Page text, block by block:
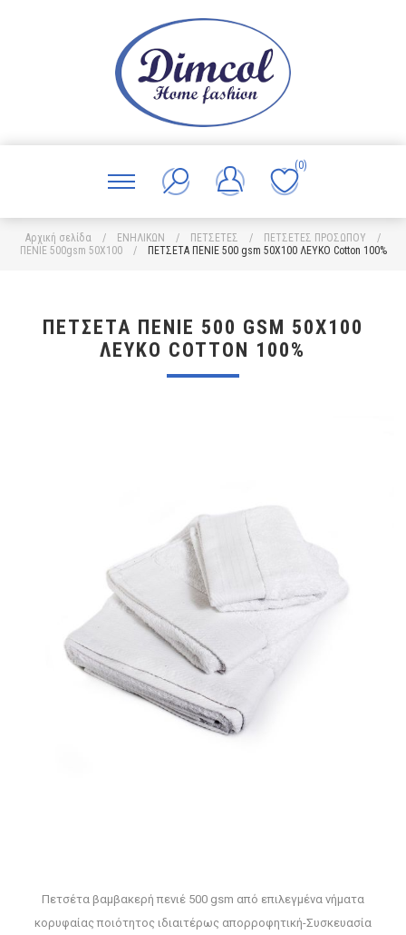
(0)
Αρχική σελίδα / ΕΝΗΛΙΚΩΝ / ΠΕΤΣΕΤΕΣ / ΠΕΤΣΕΤΕΣ ΠΡΟΣΩΠΟΥ
/
ΠΕΝΙΕ 500gsm 50Χ100
/ ΠΕΤΣΕΤΑ ΠΕΝΙΕ 500 gsm 50X100 ΛΕΥΚΟ Cotton 100%
ΠΕΤΣΕΤΑ ΠΕΝΙΕ 500 GSM 50X100
ΛΕΥΚΟ COTTON 100%
Πετσέτα βαμβακερή πενιέ 500 gsm από επιλεγμένα νήματα
κορυφαίας ποιότητος ιδιαιτέρως απορροφητική-Συσκευασία